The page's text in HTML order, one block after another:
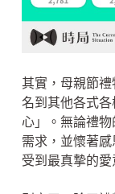
其實，母親節
名到其他各式
心」。無論禮
需求，並懷著
受到最真摯的愛